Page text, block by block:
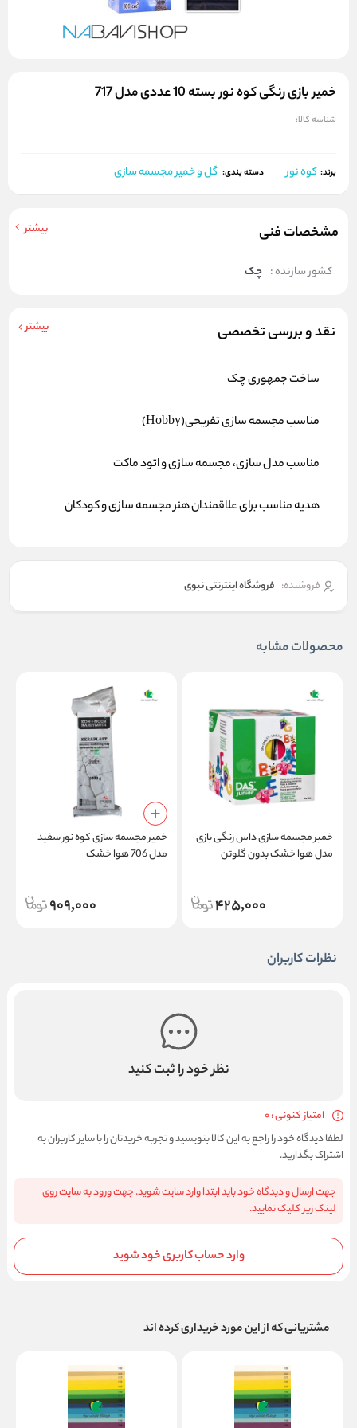
خمیر بازی رنگی کوه نور بسته 10 عددی مدل 717
شناسه کالا:
برند: کوه نور دسته بندی: گل و خمیر مجسمه سازی
مشخصات فنی بیشتر
کشور سازنده : چک
نقد و بررسی تخصصی بیشتر
ساخت جمهوری چک
مناسب مجسمه سازی تفریحی(Hobby)
مناسب مدل سازی، مجسمه سازی و اتود ماکت
هدیه مناسب برای علاقمندان هنر مجسمه سازی و کودکان
فروشنده: فروشگاه اینترنتی نبوی
محصولات مشابه
خمیر مجسمه سازی داس رنگی بازی
مدل هوا خشک بدون گلوتن
425,000
خمیر مجسمه سازی کوه نور سفید
مدل 706 هوا خشک
909,000
نظرات کاربران
نظر خود را ثبت کنید
امتیاز کنونی : 0
لطفا دیدگاه خود را راجع به این کالا بنویسید و تجربه خریدتان را با سایر کاربران به
اشتراک بگذارید.
جهت ارسال و دیدگاه خود باید ابتدا وارد سایت شوید. جهت ورود به سایت روی
لینک زیر کلیک نمایید.
وارد حساب کاربری خود شوید
مشتریانی که از این مورد خریداری کرده اند